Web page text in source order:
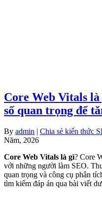
Core Web Vitals
số quan trọng để
By admin | Chia sẻ kiến thức
Năm, 2026
Core Web Vitals là gì? Core
với những người làm SEO.
quan trọng và công cụ phân
tìm kiếm đáp án qua bài viết